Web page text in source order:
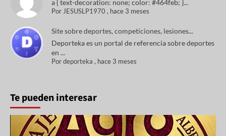
a { text-decoration: none; color: #464feb; }...
Por JESUSLP1970 , hace 3 meses
Site sobre deportes, competiciones, lesiones...
Deporteka es un portal de referencia sobre deportes
en ...
Pordeporteka , hace 3 meses
Te pueden interesar